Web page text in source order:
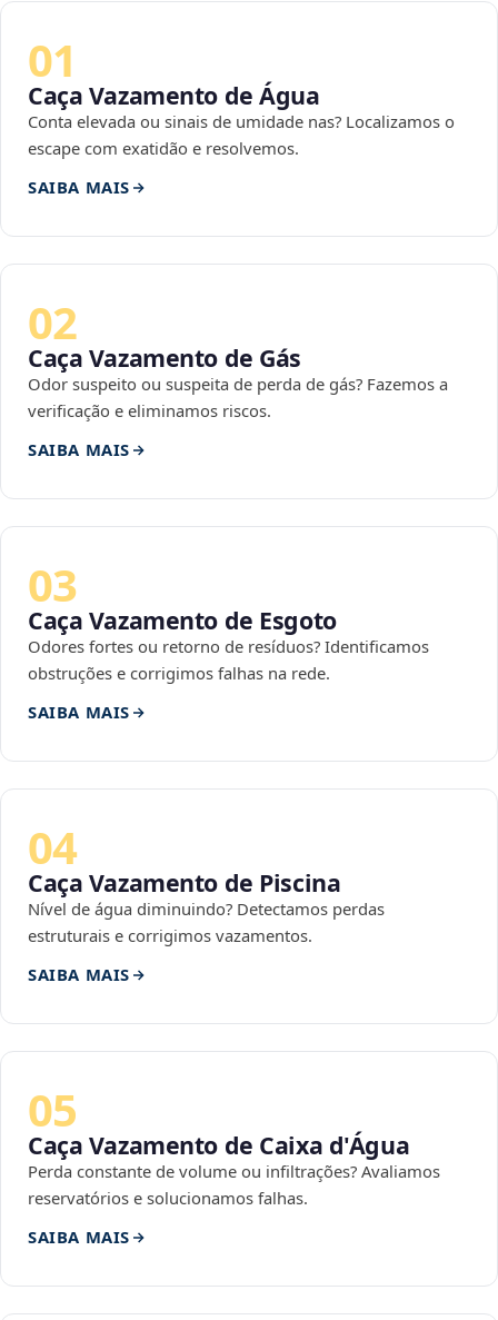
01
Caça Vazamento de Água
Conta elevada ou sinais de umidade nas? Localizamos o
escape com exatidão e resolvemos.
SAIBA MAIS
02
Caça Vazamento de Gás
Odor suspeito ou suspeita de perda de gás? Fazemos a
verificação e eliminamos riscos.
SAIBA MAIS
03
Caça Vazamento de Esgoto
Odores fortes ou retorno de resíduos? Identificamos
obstruções e corrigimos falhas na rede.
SAIBA MAIS
04
Caça Vazamento de Piscina
Nível de água diminuindo? Detectamos perdas
estruturais e corrigimos vazamentos.
SAIBA MAIS
05
Caça Vazamento de Caixa d'Água
Perda constante de volume ou infiltrações? Avaliamos
reservatórios e solucionamos falhas.
SAIBA MAIS